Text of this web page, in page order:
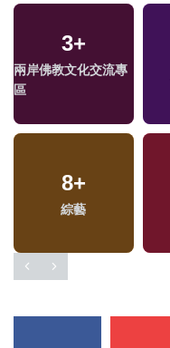
3+
兩岸佛教文化交流專
區
8+
綜藝